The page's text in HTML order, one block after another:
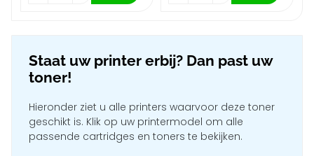
Staat uw printer erbij? Dan past uw
toner!
Hieronder ziet u alle printers waarvoor deze toner
geschikt is. Klik op uw printermodel om alle
passende cartridges en toners te bekijken.